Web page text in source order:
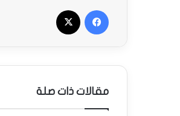
فيسبوك
مقالات ذات صلة